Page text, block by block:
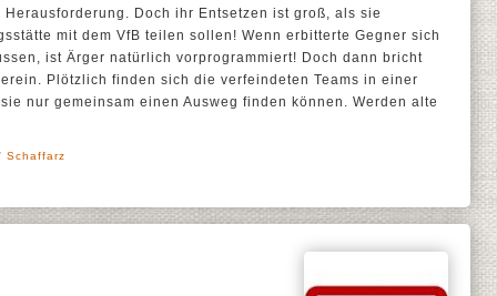
Doch ihr Entsetzen ist groß, als sie
mit dem VfB teilen sollen! Wenn erbitterte Gegner sich
ist Ärger natürlich vorprogrammiert! Doch dann bricht
Plötzlich finden sich die verfeindeten Teams in einer
nur gemeinsam einen Ausweg finden können. Werden alte
Schaffarz